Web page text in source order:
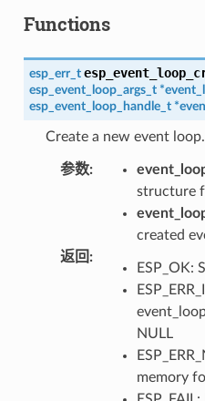
Functions
esp_err_t
esp_event_loop_args_t *
esp_event_loop_handle_t *
Create a new event loop.
参数:
structure
created
返回 :
ESP_OK:
NULL
memory